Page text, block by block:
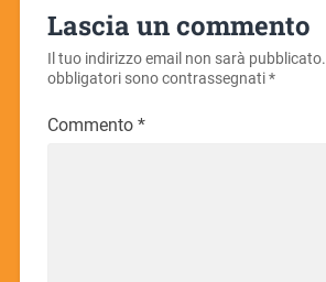
Lascia un commento
Il tuo indirizzo email non sarà pubblicato.
obbligatori sono contrassegnati*
Commento *